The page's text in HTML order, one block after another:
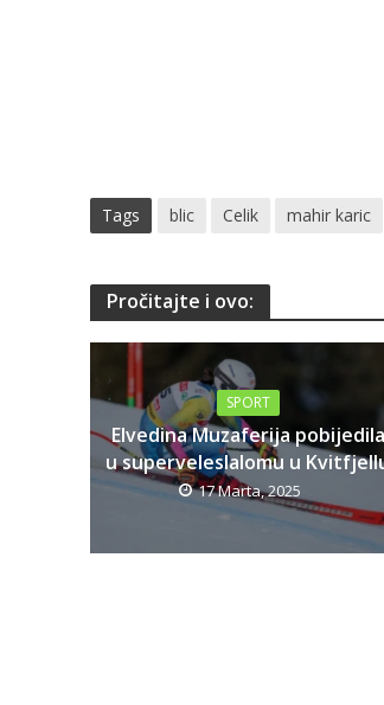
Tags blic Celik mahir karic
Pročitajte i ovo:
SPORT
Elvedina Muzaferija pobijedila
u superveleslalomu u
17 Marta, 2025